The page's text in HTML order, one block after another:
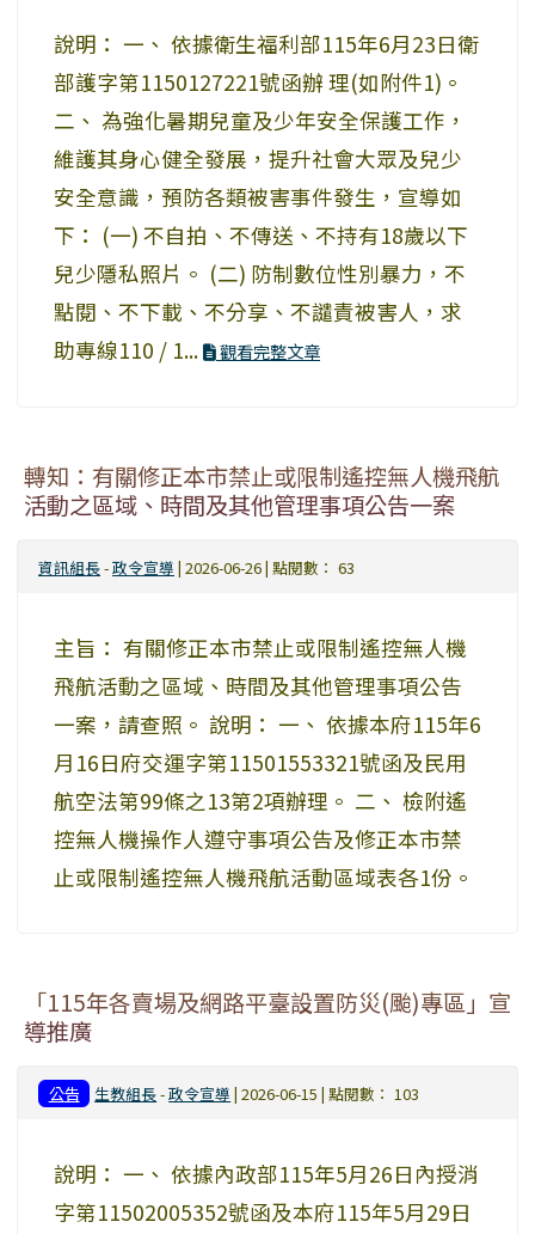
說明： 一、 依據衛生福利部115年6月23日衛
部護字第1150127221號函辦 理(如附件1)。
二、 為強化暑期兒童及少年安全保護工作，
維護其身心健全發展，提升社會大眾及兒少
安全意識，預防各類被害事件發生，宣導如
下： (一) 不自拍、不傳送、不持有18歲以下
兒少隱私照片。 (二) 防制數位性別暴力，不
點閱、不下載、不分享、不譴責被害人，求
助專線110 / 1...
觀看完整文章
轉知：有關修正本市禁止或限制遙控無人機飛航
活動之區域、時間及其他管理事項公告一案
資訊組長-政令宣導 | 2026-06-26 | 點閱數： 63
主旨： 有關修正本市禁止或限制遙控無人機
飛航活動之區域、時間及其他管理事項公告
一案，請查照。 說明： 一、 依據本府115年6
月16日府交運字第11501553321號函及民用
航空法第99條之13第2項辦理。 二、 檢附遙
控無人機操作人遵守事項公告及修正本市禁
止或限制遙控無人機飛航活動區域表各1份。
「115年各賣場及網路平臺設置防災(颱)專區」宣
導推廣
公告 生教組長-政令宣導 | 2026-06-15 | 點閱數： 103
說明： 一、 依據內政部115年5月26日內授消
字第11502005352號函及本府115年5月29日